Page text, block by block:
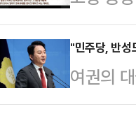
한 모텔
통신 등
트 헤그
지’를 보
을 내렸
불기소
JTBC '
와 친하
는 등 크
"민주당, 반
여권의
당 대표